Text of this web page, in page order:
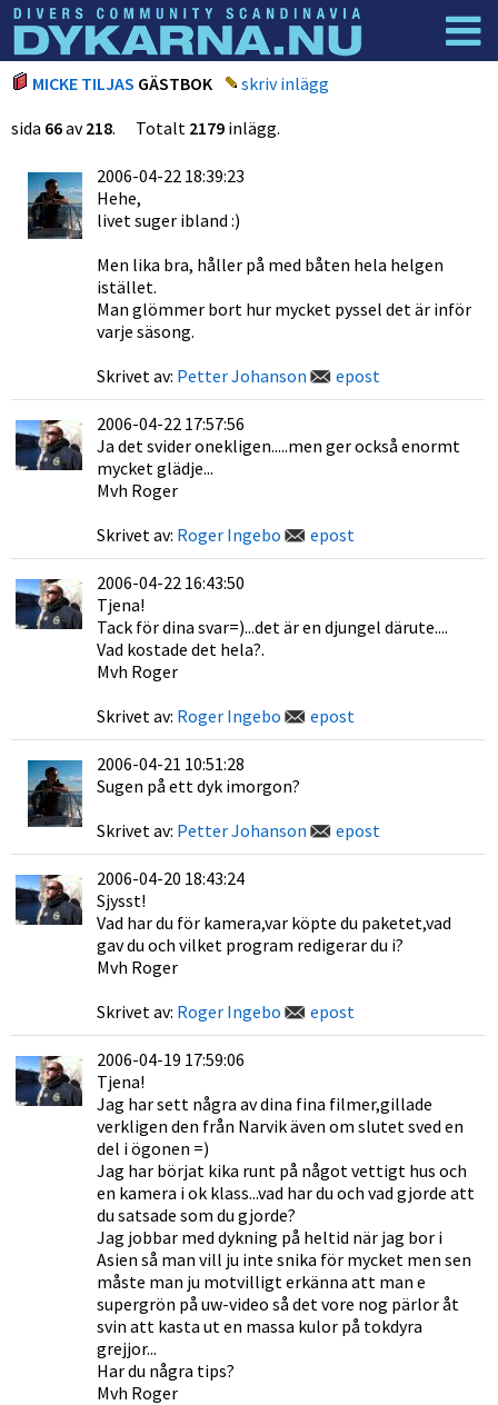
Dyknyheter
MICKE TILJAS GÄSTBOK
skriv inlägg
sida 66av218. Totalt 2179 inlägg.
2006-04-22 18:39:23
Hehe,
livet suger ibland :)
Men lika bra, håller på med båten hela helgen
istället.
Man glömmer bort hur mycket pyssel det är inför
varje säsong.
Skrivet av: Petter Johanson epost
2006-04-22 17:57:56
Ja det svider onekligen.....men ger också enormt
mycket glädje...
Mvh Roger
Skrivet av: Roger Ingebo epost
2006-04-22 16:43:50
Tjena!
Tack för dina svar=)...det är en djungel därute....
Vad kostade det hela?.
Mvh Roger
Skrivet av: Roger Ingebo epost
2006-04-21 10:51:28
Sugen på ett dyk imorgon?
Skrivet av: Petter Johanson epost
2006-04-20 18:43:24
Sjysst!
Vad har du för kamera,var köpte du paketet,vad
gav du och vilket program redigerar du i?
Mvh Roger
Skrivet av: Roger Ingebo epost
2006-04-19 17:59:06
Tjena!
Jag har sett några av dina fina filmer,gillade
verkligen den från Narvik även om slutet sved en
del i ögonen =)
Jag har börjat kika runt på något vettigt hus och
en kamera i ok klass...vad har du och vad gjorde att
du satsade som du gjorde?
Jag jobbar med dykning på heltid när jag bor i
Asien så man vill ju inte snika för mycket men sen
måste man ju motvilligt erkänna att man e
supergrön på uw-video så det vore nog pärlor åt
svin att kasta ut en massa kulor på tokdyra
grejjor...
Har du några tips?
Mvh Roger